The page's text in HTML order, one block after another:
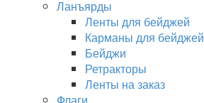
Ланъярды
Ленты для бейджей
Карманы для бейджей
Бейджи
Ретракторы
Ленты на заказ